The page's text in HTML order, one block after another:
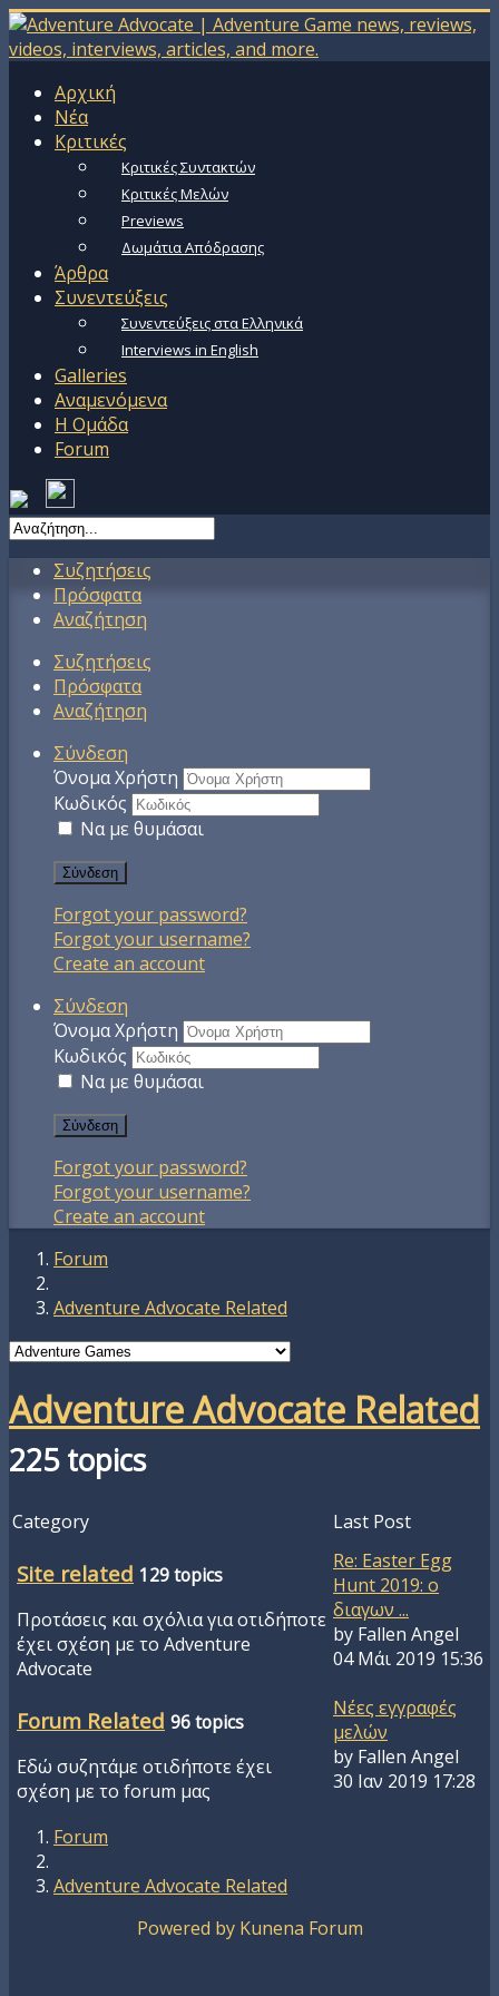
Αρχική
Νέα
Κριτικές
Κριτικές Συντακτών
Κριτικές Μελών
Previews
Δωμάτια Απόδρασης
Άρθρα
Συνεντεύξεις
Συνεντεύξεις στα Ελληνικά
Interviews in English
Galleries
Αναμενόμενα
Η Ομάδα
Forum
Συζητήσεις
Πρόσφατα
Αναζήτηση
Συζητήσεις
Πρόσφατα
Αναζήτηση
Σύνδεση
Όνομα Χρήστη
Κωδικός
Να με θυμάσαι
Σύνδεση
Forgot your password?
Forgot your username?
Create an account
Σύνδεση
Όνομα Χρήστη
Κωδικός
Να με θυμάσαι
Σύνδεση
Forgot your password?
Forgot your username?
Create an account
Forum
Adventure Advocate Related
Adventure Advocate Related
225 topics
Category Last Post
Site related 129 topics
Προτάσεις και σχόλια για οτιδήποτε
έχει σχέση με το Adventure
Advocate
Re: Easter Egg
Hunt 2019: o
διαγων ...
by Fallen Angel
04 Μάι 2019 15:36
Forum Related 96 topics
Εδώ συζητάμε οτιδήποτε έχει
σχέση με το forum μας
Νέες εγγραφές
μελών
by Fallen Angel
30 Ιαν 2019 17:28
Forum
Adventure Advocate Related
Powered by Kunena Forum